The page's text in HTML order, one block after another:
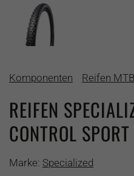
Komponenten Reifen MTB
REIFEN
CONTROL SPORT
Marke: Specialized